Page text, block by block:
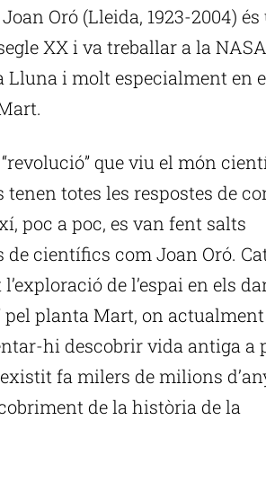
Oró (Lleida, 1923-2004) és
XX i va treballar a la
Lluna i molt especialment en
que viu el món
totes les respostes de
poc a poc, es van fent salts
científics com Joan Oró.
de l’espai en els
pel planta Mart, on
hi descobrir vida antiga a
fa milers de milions
de la història de la